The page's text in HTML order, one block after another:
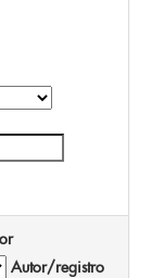
Autor/registro